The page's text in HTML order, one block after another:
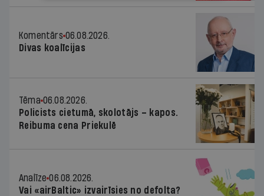
Komentārs 06.08.2026.
Divas koalīcijas
Tēma 06.08.2026.
Policists cietumā, skolotājs – kapos.
Reibuma cena Priekulē
Analīze 06.08.2026.
Vai «airBaltic» izvairīsies no defolta?